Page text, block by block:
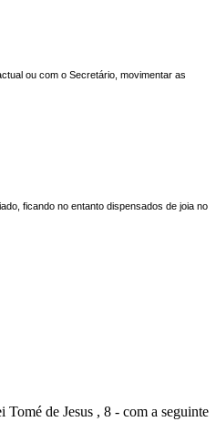
ou com o Secretário, movimentar as
ficando no entanto dispensados de joia no
de Jesus , 8 - com a seguinte